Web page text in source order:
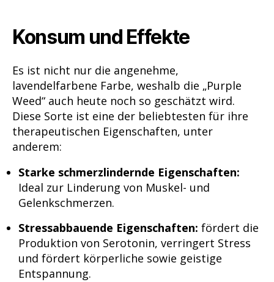
Konsum und Effekte
Es ist nicht nur die angenehme,
lavendelfarbene Farbe, weshalb die „Purple
Weed“ auch heute noch so geschätzt wird.
Diese Sorte ist eine der beliebtesten für ihre
therapeutischen Eigenschaften, unter
anderem:
Starke schmerzlindernde Eigenschaften:
Ideal zur Linderung von Muskel- und
Gelenkschmerzen.
Stressabbauende Eigenschaften: fördert die
Produktion von Serotonin, verringert Stress
und fördert körperliche sowie geistige
Entspannung.